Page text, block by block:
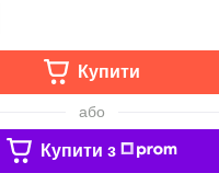
Купити
або
Купити з